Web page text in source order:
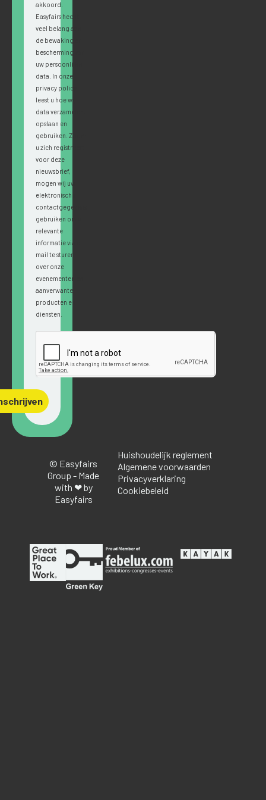
akkoord.
Easyfairs hecht
veel belang aan
de bewaking en
bescherming van
uw persoonlijke
data. In onze
privacy policy
leest u hoe wij
data verzamelen,
opslaan en
gebruiken. Zodra
u zich registreert
voor deze
nieuwsbrief,
mogen wij uw
elektronische
contactgegevens
gebruiken om u
relevante
informatie via e-
mail te sturen
over onze
evenementen en
aanverwante
producten en
diensten.
© Easyfairs
Group - Made
with ❤ by
Easyfairs
Huishoudelijk reglement
Algemene voorwaarden
Privacyverklaring
Cookiebeleid